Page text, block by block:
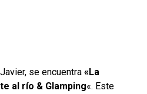
se encuentra «La
al río & Glamping«. Este